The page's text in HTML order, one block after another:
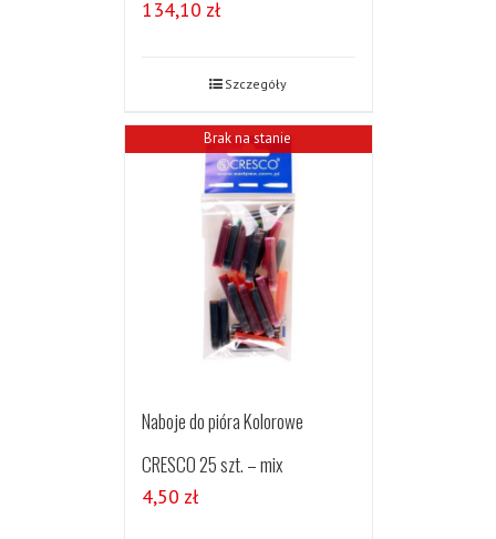
134,10 zł
Szczegóły
Brak na stanie
Naboje do pióra Kolorowe
CRESCO 25 szt. – mix
4,50 zł